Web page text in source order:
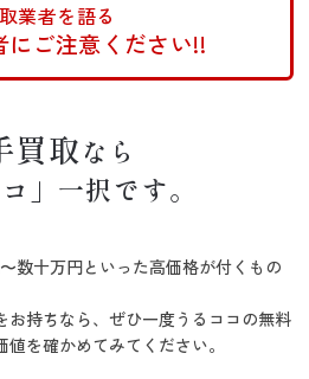
業者を語る
にご注意ください!!
買取なら
」一択です。
数十万円といった高価格が付くもの
お持ちなら、ぜひ一度うるココの無料
を確かめてみてください。